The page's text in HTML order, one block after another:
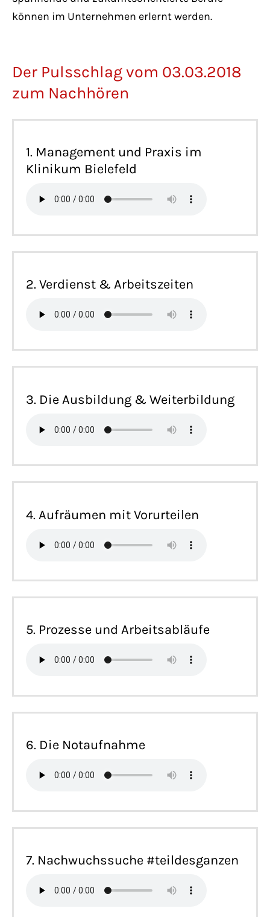
können im Unternehmen erlernt werden.
Der Pulsschlag vom 03.03.2018
zum Nachhören
1. Management und Praxis im
Klinikum Bielefeld
2. Verdienst & Arbeitszeiten
3. Die Ausbildung & Weiterbildung
4. Aufräumen mit Vorurteilen
5. Prozesse und Arbeitsabläufe
6. Die Notaufnahme
7. Nachwuchssuche #teildesganzen